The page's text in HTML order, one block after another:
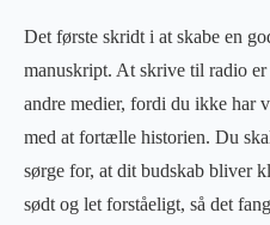
Det første skridt i at skabe en
manuskript. At skrive til radio er
andre medier, fordi du ikke har
med at fortælle historien. Du
sørge for, at dit budskab bliver
sødt og let forståeligt, så det